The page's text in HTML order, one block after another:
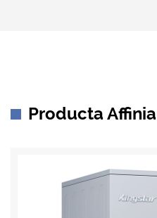
Producta Affinia